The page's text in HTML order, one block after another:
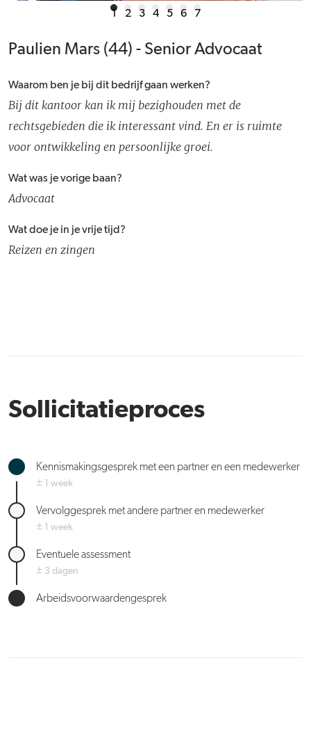
1 2 3 4 5 6 7
Paulien Mars (44) - Senior Advocaat
Waarom ben je bij dit bedrijf gaan werken?
Bij dit kantoor kan ik mij bezighouden met de
rechtsgebieden die ik interessant vind. En er is ruimte
voor ontwikkeling en persoonlijke groei.
Wat was je vorige baan?
Advocaat
Wat doe je in je vrije tijd?
Reizen en zingen
Sollicitatieproces
Kennismakingsgesprek met een partner en een medewerker
± 1 week
Vervolggesprek met andere partner en medewerker
± 1 week
Eventuele assessment
± 3 dagen
Arbeidsvoorwaardengesprek